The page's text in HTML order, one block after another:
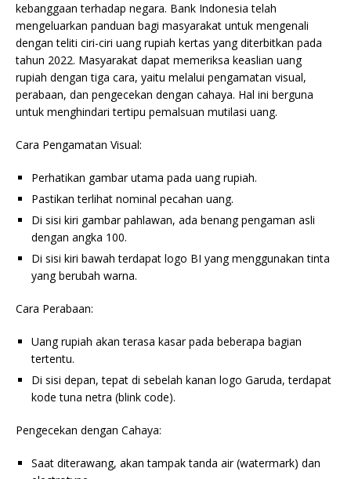
kebanggaan terhadap negara. Bank Indonesia telah
mengeluarkan panduan bagi masyarakat untuk mengenali
dengan teliti ciri-ciri uang rupiah kertas yang diterbitkan pada
tahun 2022. Masyarakat dapat memeriksa keaslian uang
rupiah dengan tiga cara, yaitu melalui pengamatan visual,
perabaan, dan pengecekan dengan cahaya. Hal ini berguna
untuk menghindari tertipu pemalsuan mutilasi uang.
Cara Pengamatan Visual:
Perhatikan gambar utama pada uang rupiah.
Pastikan terlihat nominal pecahan uang.
Di sisi kiri gambar pahlawan, ada benang pengaman asli
dengan angka 100.
Di sisi kiri bawah terdapat logo BI yang menggunakan tinta
yang berubah warna.
Cara Perabaan:
Uang rupiah akan terasa kasar pada beberapa bagian
tertentu.
Di sisi depan, tepat di sebelah kanan logo Garuda, terdapat
kode tuna netra (blink code).
Pengecekan dengan Cahaya:
Saat diterawang, akan tampak tanda air (watermark) dan